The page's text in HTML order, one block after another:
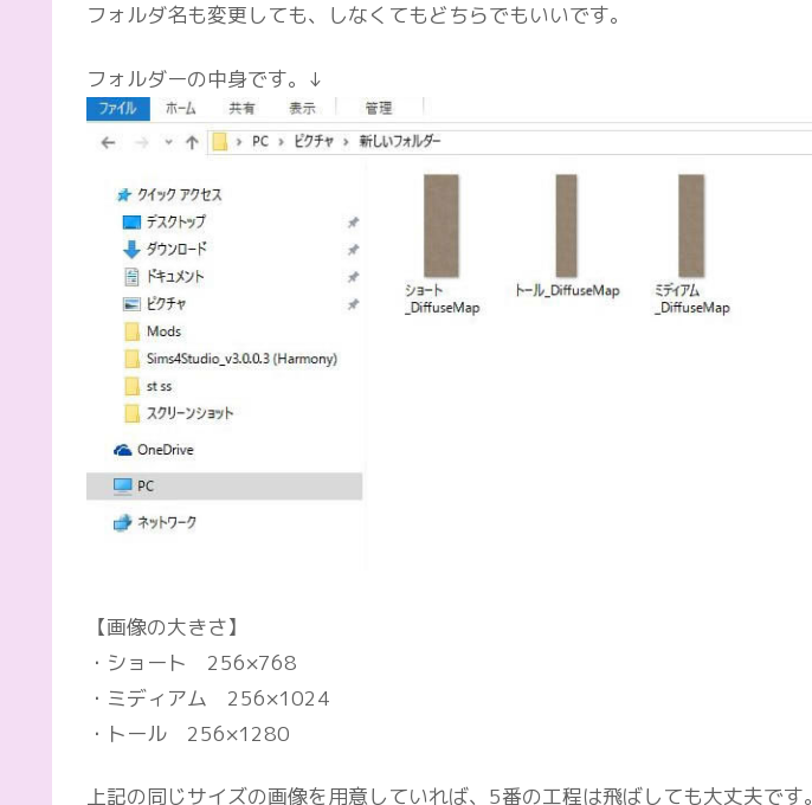
フォルダ名も変更しても、しなくてもどちらでもいいです。
フォルダーの中身です。↓
【画像の大きさ】
・ショート 256×768
・ミディアム 256×1024
・トール 256×1280
上記の同じサイズの画像を用意していれば、5番の工程は飛ばしても大丈夫です。